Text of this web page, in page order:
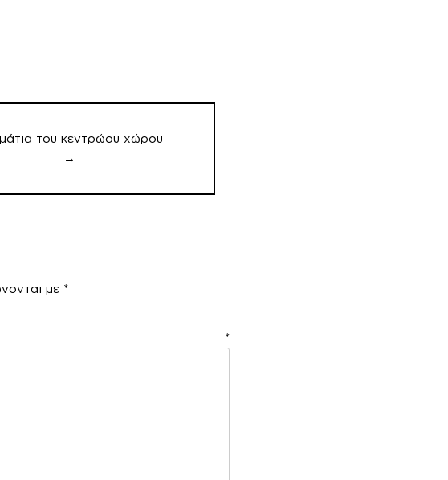
του κεντρώου χώρου
→
με *
*